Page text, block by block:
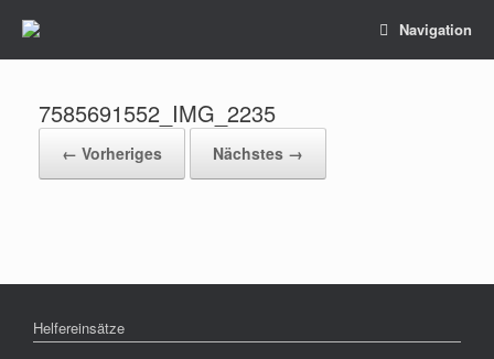
Navigation
7585691552_IMG_2235
← Vorheriges Nächstes →
Helfereinsätze